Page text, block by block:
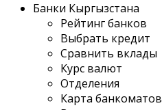
Банки Кыргызстана
Рейтинг банков
Выбрать кредит
Сравнить вклады
Курс валют
Отделения
Карта банкоматов